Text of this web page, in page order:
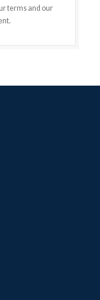
terms and our